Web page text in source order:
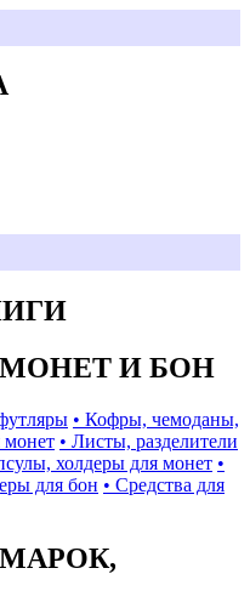
И БОН
• Кофры, чемоданы,
монет • Листы, разделители
холдеры для монет •
для бон • Средства для